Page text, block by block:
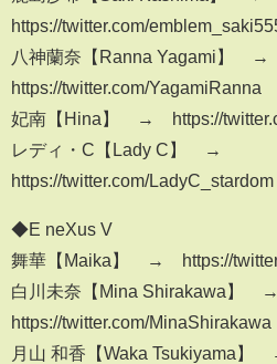
https://twitter.com/
八神蘭奈【Ranna Yagami】 →
https://twitter.com/YagamiRanna
妃南【Hina】 → https://
レディ・C【Lady C】 →
https://twitter.com/LadyC_stardom
◆E neXus V
舞華【Maika】 → https://
白川未奈【Mina Shirakawa】
https://twitter.com/MinaShirakawa
月山 和香【Waka Tsukiyama